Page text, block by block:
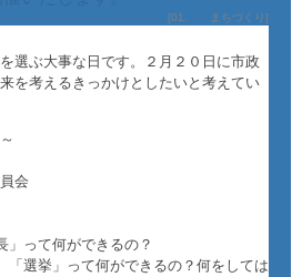
[01. まちづくり]
選ぶ大事な日です。２月２０日に市政
を考えるきっかけとしたいと考えてい
会
」って何ができるの？
選挙」って何ができるの？何をしては